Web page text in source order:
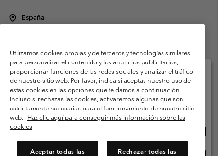
España
Condiciones de uso
Terminos de Venta
Garantía
Política de Privacidad
Términos y condiciones del programa de miembros
Términos De Uso Del Contenido Generado Por Los Usuarios
Impressum
Cookies Public CBCR
Utilizamos cookies propias y de terceros y tecnologías similares
para personalizar el contenido y los anuncios publicitarios,
proporcionar funciones de las redes sociales y analizar el tráfico
de nuestro sitio web. Por favor, indica si aceptas nuestro uso de
estas cookies en las opciones que te damos a continuación.
Incluso si rechazas las cookies, activaremos algunas que son
estrictamente necesarias para el funcionamiento de nuestro sitio
web. Haz clic aquí para conseguir más información sobre las
cookies
Aceptar todas las
Rechazar todas las
Selecciona tu país e idioma envío
Compras en línea disponibles
línea
España